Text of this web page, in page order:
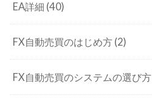
EA詳細 (40)
FX自動売買のはじめ方 (2)
FX自動売買のシステムの選び方